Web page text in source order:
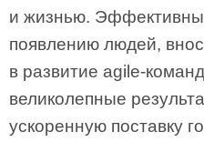
и жизнью.
появлению людей,
в развитие agile-
великолепные
ускоренную поставку